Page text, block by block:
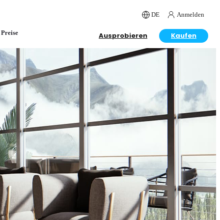
DE Anmelden
Preise Ausprobieren Kaufen